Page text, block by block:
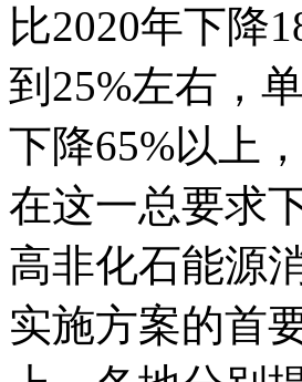
比2020年下降
到25%左右，
下降65%以上
在这一总要求
高非化石能源
实施方案的首